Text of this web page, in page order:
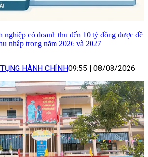
nghiệp có doanh thu đến 10 tỷ đồng được đề
nhập trong năm 2026 và 2027
HÀNH CHÍNH09:55 | 08/08/2026